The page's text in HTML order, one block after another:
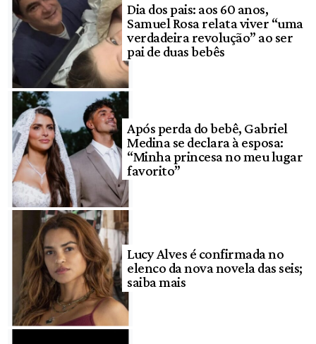
Dia dos pais: aos 60 anos,
Samuel Rosa relata viver “uma
verdadeira revolução” ao ser
pai de duas bebês
Após perda do bebê, Gabriel
Medina se declara à esposa:
“Minha princesa no meu lugar
favorito”
Lucy Alves é confirmada no
elenco da nova novela das seis;
saiba mais